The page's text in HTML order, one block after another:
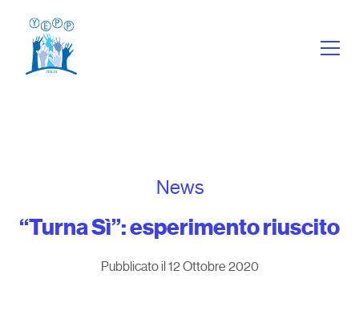
News
“Turna Sì”: esperimento riuscito
Pubblicato il 12 Ottobre 2020